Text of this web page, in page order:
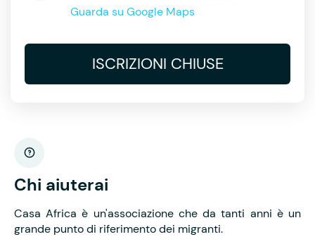
Guarda su Google Maps
ISCRIZIONI CHIUSE
Chi aiuterai
Casa Africa è un'associazione che da tanti anni è un
grande punto di riferimento dei migranti.